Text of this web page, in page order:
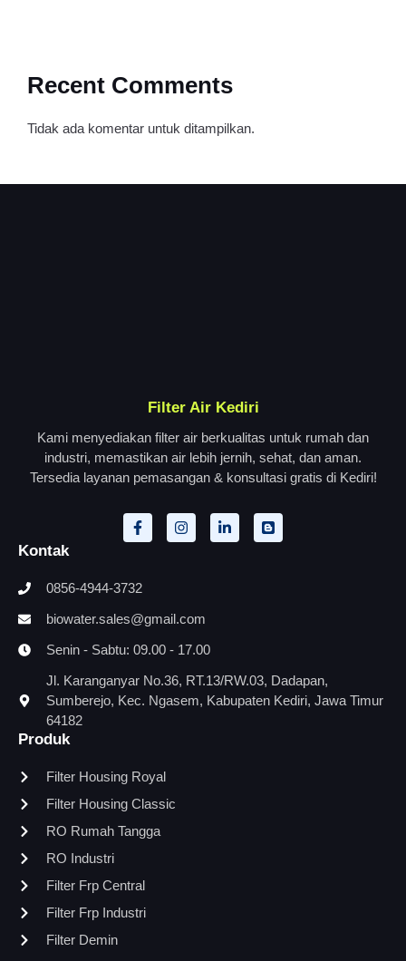
Recent Comments
Tidak ada komentar untuk ditampilkan.
Filter Air Kediri
Kami menyediakan filter air berkualitas untuk rumah dan
industri, memastikan air lebih jernih, sehat, dan aman.
Tersedia layanan pemasangan & konsultasi gratis di Kediri!
Kontak
0856-4944-3732
biowater.sales@gmail.com
Senin - Sabtu: 09.00 - 17.00
Jl. Karanganyar No.36, RT.13/RW.03, Dadapan,
Sumberejo, Kec. Ngasem, Kabupaten Kediri, Jawa Timur
64182
Produk
Filter Housing Royal
Filter Housing Classic
RO Rumah Tangga
RO Industri
⁠Filter Frp Central
Filter Frp Industri
⁠Filter Demin